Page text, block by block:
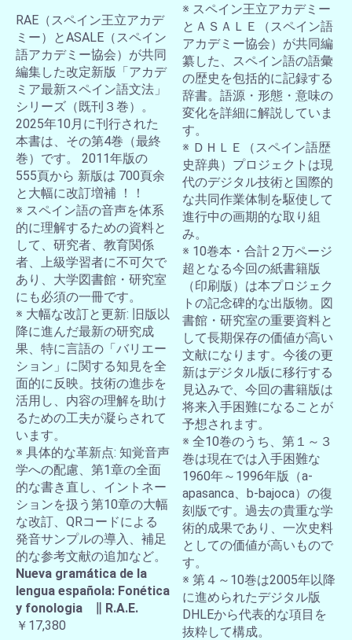
RAE（スペイン王立アカデ
ミー）とASALE（スペイン
語アカデミー協会）が共同
編集した改定新版「アカデ
ミア最新スペイン語文法」
シリーズ（既刊３巻）。
2025年10月に刊行された
本書は、その第4巻（最終
巻）です。 2011年版の
555頁から 新版は 700頁余
と大幅に改訂増補 ！！
※ スペイン語の音声を体系
的に理解するための資料と
して、研究者、教育関係
者、上級学習者に不可欠で
あり、大学図書館・研究室
にも必須の一冊です。
※ 大幅な改訂と更新: 旧版以
降に進んだ最新の研究成
果、特に言語の「バリエー
ション」に関する知見を全
面的に反映。技術の進歩を
活用し、内容の理解を助け
るための工夫が凝らされて
います。
※ 具体的な革新点: 知覚音声
学への配慮、第1章の全面
的な書き直し、イントネー
ションを扱う第10章の大幅
な改訂、QRコードによる
発音サンプルの導入、補足
的な参考文献の追加など。
Nueva gramática de la
lengua española: Fonética
y fonologia ∥ R.A.E.
￥17,380
※ スペイン王立アカデミー
とＡＳＡＬＥ（スペイン語
アカデミー協会）が共同編
纂した、スペイン語の語彙
の歴史を包括的に記録する
辞書。語源・形態・意味の
変化を詳細に解説していま
す。
※ ＤＨＬＥ（スペイン語歴
史辞典）プロジェクトは現
代のデジタル技術と国際的
な共同作業体制を駆使して
進行中の画期的な取り組
み。
※ 10巻本・合計２万ページ
超となる今回の紙書籍版
（印刷版）は本プロジェク
トの記念碑的な出版物。図
書館・研究室の重要資料と
して長期保存の価値が高い
文献になります。今後の更
新はデジタル版に移行する
見込みで、今回の書籍版は
将来入手困難になることが
予想されます。
※ 全10巻のうち、第１～３
巻は現在では入手困難な
1960年～1996年版（a-
apasanca、b-bajoca）の復
刻版です。過去の貴重な学
術的成果であり、一次史料
としての価値が高いもので
す。
※ 第４～10巻は2005年以降
に進められたデジタル版
DHLEから代表的な項目を
抜粋して構成。